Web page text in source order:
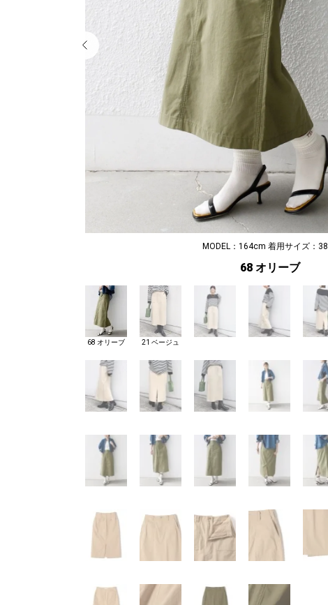
MODEL：164cm 着用サイズ：38
68 オリーブ
68 オリーブ 21 ベージュ